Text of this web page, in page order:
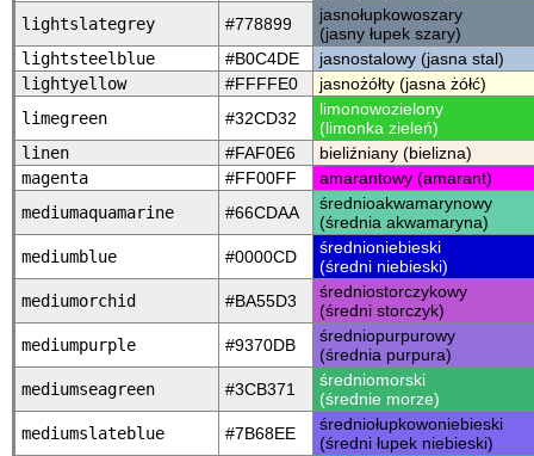
lightslategrey
#778899
jasnołupkowoszary
(jasny łupek szary)
lightsteelblue
#B0C4DE
jasnostalowy (jasna stal)
lightyellow
#FFFFE0
jasnożółty (jasna żółć)
limegreen
#32CD32
limonowozielony
(limonka zieleń)
linen
#FAF0E6
bieliźniany (bielizna)
magenta
#FF00FF
amarantowy (amarant)
mediumaquamarine
#66CDAA
średnioakwamarynowy
(średnia akwamaryna)
mediumblue
#0000CD
średnioniebieski
(średni niebieski)
mediumorchid
#BA55D3
średniostorczykowy
(średni storczyk)
mediumpurple
#9370DB
średniopurpurowy
(średnia purpura)
mediumseagreen
#3CB371
średniomorski
(średnie morze)
mediumslateblue
#7B68EE
średniołupkowoniebieski
(średni łupek niebieski)